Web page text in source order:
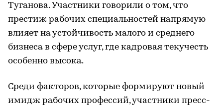
Туганова. Участники говорили о том, что
престиж рабочих специальностей напрямую
влияет на устойчивость малого и среднего
бизнеса в сфере услуг, где кадровая текучесть
особенно высока.
Среди факторов, которые формируют новый
имидж рабочих профессий, участники пресс-